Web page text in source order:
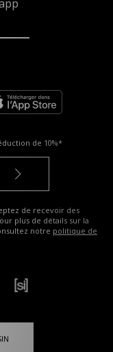
de 10%*
de recevoir des
plus de détails sur la
notre politique de